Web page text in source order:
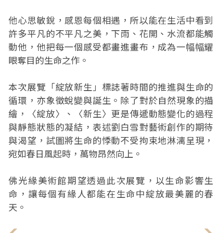
他心思敏銳，感恩每個相遇，所以能在生活中看到
許多平凡的不平凡之美，下雨、花開、水流都能觸
動他，他把每一個感受都畫進畫布，成為一幅幅耀
眼奪目的生命之作。
本次展覽「綻放新生」標誌著時間的推進與生命的
循環，亦象徵蛻變與誕生。除了對於自然現象的描
繪，〈綻放〉、〈新生〉更是傳遞動態變化的過程
與靜態狀態的凝結，表述劉白雪對藝術創作的期待
與渴望，試圖將生命的悸動不受拘束地淋漓呈現，
宛如春日風起時，萬物昂然向上。
佛光緣美術館期望透過此次展覽，以生命影響生
命，讓每個有緣人都能在生命中綻放最美麗的春
天。